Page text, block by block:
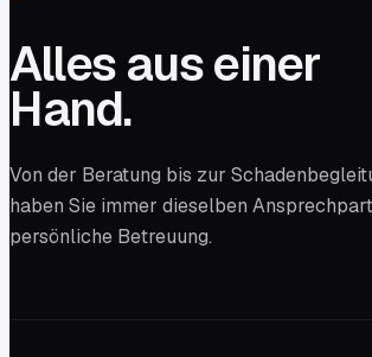
Alles aus einer
Hand.
Von der Beratung bis zur
haben Sie immer dieselben
persönliche Betreuung.